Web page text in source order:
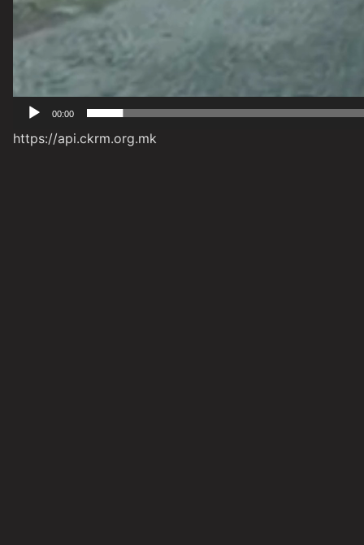
00:00
https://api.ckrm.org.mk